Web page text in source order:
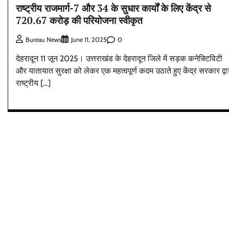
राष्ट्रीय राजमार्ग-7 और 34 के सुधार कार्यों के लिए केंद्र से
720.67 करोड़ की परियोजना स्वीकृत
Bureau News June 11, 2025 0
देहरादून 11 जून 2025। उत्तराखंड के देहरादून जिले में सड़क कनेक्टिविटी
और यातायात सुरक्षा को लेकर एक महत्वपूर्ण कदम उठाते हुए केंद्र सरकार
राष्ट्रीय […]